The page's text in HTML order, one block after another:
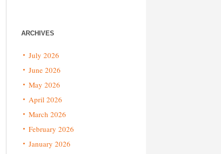
ARCHIVES
July 2026
June 2026
May 2026
April 2026
March 2026
February 2026
January 2026